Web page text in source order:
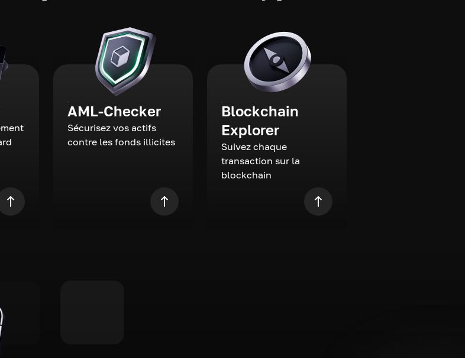
AML-Checker
Sécurisez vos actifs
contre les fonds illicites
Blockchain
Explorer
Suivez chaque
transaction sur la
blockchain